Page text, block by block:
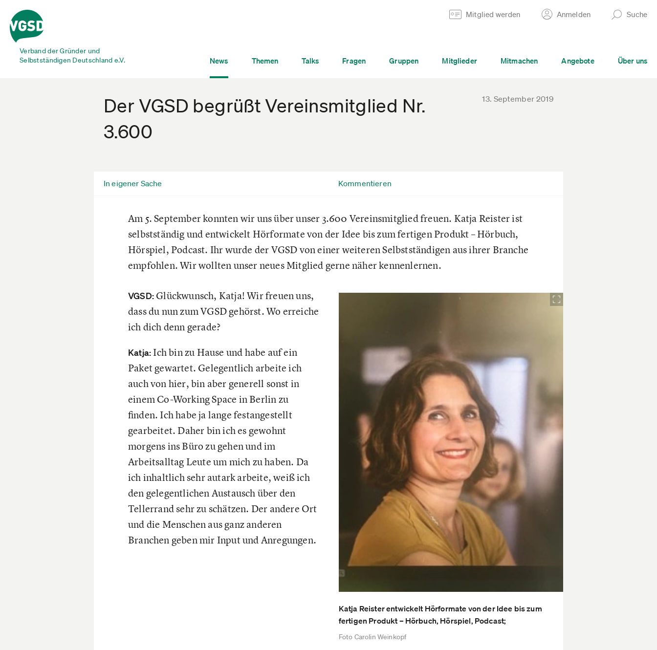
Verband der Gründer und
Selbstständigen Deutschland e.V.
Mitglied werden Anmelden Suche
News Themen Talks Fragen Gruppen Mitglieder Mitmachen Angebote Über uns
Der VGSD begrüßt Vereinsmitglied Nr.
3.600
13. September 2019
In eigener Sache Kommentieren
Am 5. September konnten wir uns über unser 3.600 Vereinsmitglied freuen. Katja Reister ist
selbstständig und entwickelt Hörformate von der Idee bis zum fertigen Produkt – Hörbuch,
Hörspiel, Podcast. Ihr wurde der VGSD von einer weiteren Selbstständigen aus ihrer Branche
empfohlen. Wir wollten unser neues Mitglied gerne näher kennenlernen.
Katja Reister entwickelt Hörformate von der Idee bis zum
fertigen Produkt – Hörbuch, Hörspiel, Podcast;
Foto Carolin Weinkopf
VGSD: Glückwunsch, Katja! Wir freuen uns,
dass du nun zum VGSD gehörst. Wo erreiche
ich dich denn gerade?
Katja: Ich bin zu Hause und habe auf ein
Paket gewartet. Gelegentlich arbeite ich
auch von hier, bin aber generell sonst in
einem Co-Working Space in Berlin zu
finden. Ich habe ja lange festangestellt
gearbeitet. Daher bin ich es gewohnt
morgens ins Büro zu gehen und im
Arbeitsalltag Leute um mich zu haben. Da
ich inhaltlich sehr autark arbeite, weiß ich
den gelegentlichen Austausch über den
Tellerrand sehr zu schätzen. Der andere Ort
und die Menschen aus ganz anderen
Branchen geben mir Input und Anregungen.